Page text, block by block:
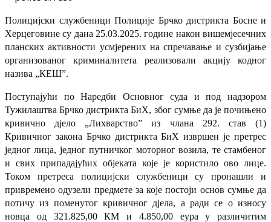
Полицијски службеници Полиције Брчко дистрикта Босне и
Херцеговине су дана 25.03.2025. године након вишемјесечних
планских активности усмјерених на спречавање и сузбијање
организованог криминалитета реализовали акцију кодног
назива „КЕШ”.
Поступајући по Наредби Основног суда и под надзором
Тужилаштва Брчко дистрикта БиХ, због сумње да је почињено
кривично дјело „Лихварство” из члана 292. став (1)
Кривичног закона Брчко дистрикта БиХ извршен је претрес
једног лица, једног путничког моторног возила, те стамбеног
и свих припадајућих објеката које је користило ово лице.
Током претреса полицијски службеници су пронашли и
привремено одузели предмете за које постоји основ сумње да
потичу из поменутог кривичног дјела, а ради се о износу
новца од 321.825,00 КМ и 4.850,00 еура у различитим